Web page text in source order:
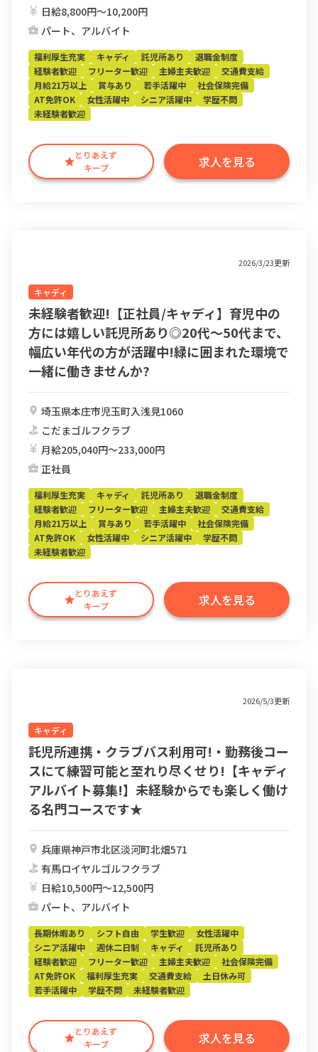
日給8,800円〜10,200円
パート、アルバイト
とりあえず
キープ
求人を見る
福利厚生充実 キャディ 託児所あり
退職金制度
経験者歓迎
フリーター歓迎 主婦主夫歓迎
交通費支給
月給21万以上
賞与あり 若手活躍中
社会保険完備
AT免許OK
女性活躍中 シニア活躍中
学歴不問
未経験者歓迎
2026/3/23更新
キャディ
未経験者歓迎!【正社員/キャディ】育児中の
方には嬉しい託児所あり◎20代〜50代まで、
幅広い年代の方が活躍中!緑に囲まれた環境で
一緒に働きませんか?
埼玉県本庄市児玉町入浅見1060
こだまゴルフクラブ
月給205,040円〜233,000円
正社員
とりあえず
キープ
求人を見る
福利厚生充実 キャディ 託児所あり
退職金制度
経験者歓迎
フリーター歓迎 主婦主夫歓迎
交通費支給
月給21万以上
賞与あり 若手活躍中
社会保険完備
AT免許OK
女性活躍中 シニア活躍中
学歴不問
未経験者歓迎
2026/5/3更新
キャディ
託児所連携・クラブバス利用可!・勤務後コー
スにて練習可能と至れり尽くせり!【キャディ
アルバイト募集!】未経験からでも楽しく働け
る名門コースです★
兵庫県神戸市北区淡河町北畑571
有馬ロイヤルゴルフクラブ
日給10,500円〜12,500円
パート、アルバイト
とりあえず
キープ
求人を見る
長期休暇あり シフト自由 学生歓迎
女性活躍中
シニア活躍中
週休二日制 キャディ
託児所あり
経験者歓迎
フリーター歓迎 主婦主夫歓迎
社会保険完備
AT免許OK
福利厚生充実 交通費支給
土日休み可
若手活躍中
学歴不問 未経験者歓迎